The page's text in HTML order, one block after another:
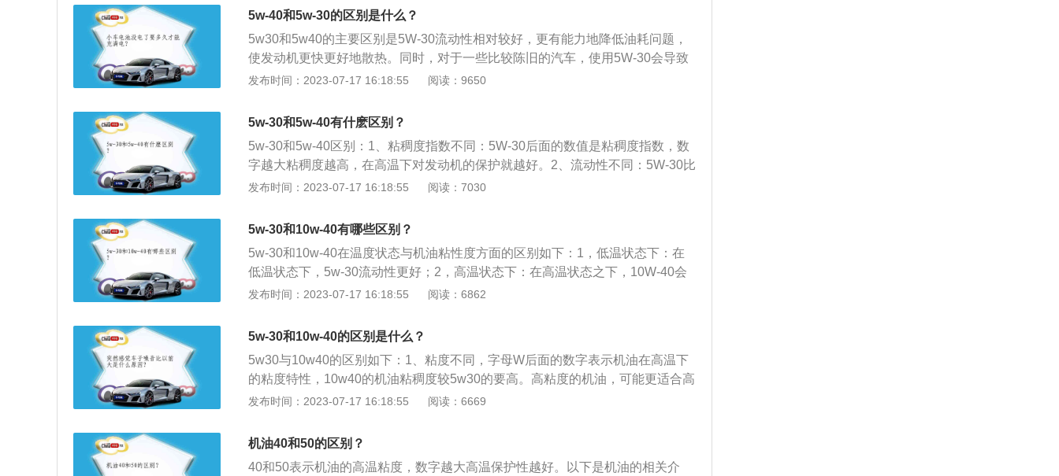
W、20W、25W，符号W代表冬季Winter(冬天)的缩写，W前的数字越小，低温粘
度越小低温流动性越好，适用的最低气温越低;然后是冬夏通用油，牌号分别为：
5W-20、5W-30、5W-40、5W-50、10W-20、10W-30、10W-40、10W-50、15
代表冬用部分的数字越小，代表夏季部分的数字越大者粘度越高，适用的气温范
温下的粘度，数字越大粘度越高，高温保护性能越好，适用的气温范围越大。机
油的主要功能是减少运动部件的摩擦和磨损，并清除发动机中的污泥分散剂的功
能之一和油漆清洁剂，它还中和来自燃料和润滑剂氧化产生的酸清洁剂来改善活
塞环的密封性，并通过从运动部件带走热量来冷却发动机。
5w-40和5w-30的区别是什么？
5w30和5w40的主要区别是5W-30流动性相对较好，更有能力地降低油耗问题，
使发动机更快更好地散热。同时，对于一些比较陈旧的汽车，使用5W-30会导致
发动机噪音会略大一点，也有部分严格要求使用5W-40的发动机而去选择使用5W
稳定性。扩展资料如下：定义：机油，即发动机润滑油，密度约为0.91×10³（kg/
m³）能对发动机起到润滑减磨、辅助冷却降温、密封防漏、防锈防蚀、减震缓冲
等作用。被誉为汽车的“血液”。机油由基础油和添加剂两部分组成。基础油是润
滑油的主要成分，决定着润滑油的基本性质，添加剂则可弥补和改善基础油性能
方面的不足，赋予某些新的性能，是润滑油的重要组成部分。特点：发动机是汽
境差，工作温度可达400℃至600℃。全新技术可将天然气制成水晶般纯净的全合
成基础油，在此基础上添加独有的动力清洁技术，从而创造出具有超强清洁保护
性能的润滑油。
发布时间：2023-07-17 16:18:55 阅读：9650
5w-30和5w-40有什麽区别？
5w-30和5w-40区别：1、粘稠度指数不同：5W-30后面的数值是粘稠度指数，数
字越大粘稠度越高，在高温下对发动机的保护就越好。2、流动性不同：5W-30比
5w-40的流动性更好，更能降低油耗（燃油），给发动机更快地散热。3、噪音不
W-30在发动机特别高温的状态下具有更好的油品稳定性。
发布时间：2023-07-17 16:18:55 阅读：7030
5w-30和10w-40有哪些区别？
5w-30和10w-40在温度状态与机油粘性度方面的区别如下：1，低温状态下：在
低温状态下，5w-30流动性更好；2，高温状态下：在高温状态之下，10W-40会
有更好的油品稳定性。3、机油粘性度：5W-30比10w-40的流动性更好，更能降
油）对于车况老旧的汽车，使用5W-30的油品比10W-40的油品发动机噪音稍大。
对于严格要求使用10W-40的发动机，若使用了5W-30，有可能出现比正常机油消
耗量更大的情况（俗称：烧机油）。
发布时间：2023-07-17 16:18:55 阅读：6862
5w-30和10w-40的区别是什么？
5w30与10w40的区别如下：1、粘度不同，字母W后面的数字表示机油在高温下
的粘度特性，10w40的机油粘稠度较5w30的要高。高粘度的机油，可能更适合高
速行驶或重载的车辆。2、低温流动性上不同，5w开头的机油低温流动性更好，
0w只能用于零下25摄氏度以上环境。
发布时间：2023-07-17 16:18:55 阅读：6669
机油40和50的区别？
40和50表示机油的高温粘度，数字越大高温保护性越好。以下是机油的相关介